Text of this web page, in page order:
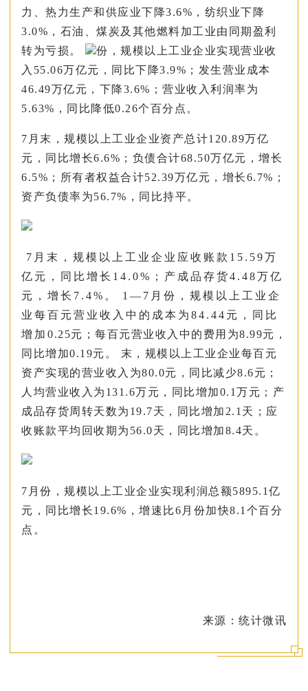
力、热力生产和供应业下降3.6%，纺织业下降
3.0%，石油、煤炭及其他燃料加工业由同期盈利
转为亏损。
份，规模以上工业企业实现营业收
入55.06万亿元，同比下降3.9%；发生营业成本
46.49万亿元，下降3.6%；营业收入利润率为
5.63%，同比降低0.26个百分点。
7月末，规模以上工业企业资产总计120.89万亿
元，同比增长6.6%；负债合计68.50万亿元，增长
6.5%；所有者权益合计52.39万亿元，增长6.7%；
资产负债率为56.7%，同比持平。
7月末，规模以上工业企业应收账款15.59万
亿元，同比增长14.0%；产成品存货4.48万亿
元，增长7.4%。 1—7月份，规模以上工业企
业每百元营业收入中的成本为84.44元，同比
增加0.25元；每百元营业收入中的费用为8.99元，
同比增加0.19元。 末，规模以上工业企业每百元
资产实现的营业收入为80.0元，同比减少8.6元；
人均营业收入为131.6万元，同比增加0.1万元；产
成品存货周转天数为19.7天，同比增加2.1天；应
收账款平均回收期为56.0天，同比增加8.4天。
7月份，规模以上工业企业实现利润总额5895.1亿
元，同比增长19.6%，增速比6月份加快8.1个百分
点。
来源：统计微讯